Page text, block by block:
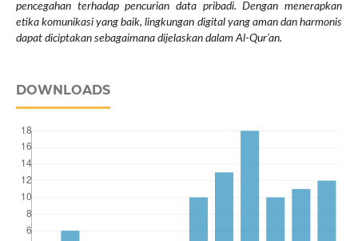
pencegahan terhadap pencurian data pribadi. Dengan menerapkan
etika komunikasi yang baik, lingkungan digital yang aman dan harmonis
dapat diciptakan sebagaimana dijelaskan dalam Al-Qur’an.
DOWNLOADS